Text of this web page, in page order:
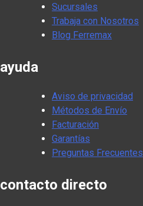
Sucursales
Trabaja con Nosotros
Blog Ferremax
ayuda
Aviso de privacidad
Métodos de Envío
Facturación
Garantías
Preguntas Frecuentes
contacto directo